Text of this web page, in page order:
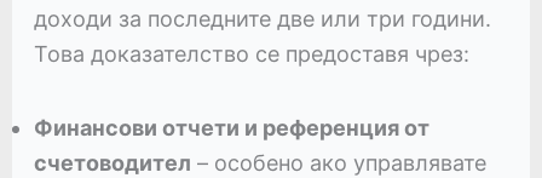
доходи за последните две или три години.
Това доказателство се предоставя чрез:
Финансови отчети и референция от
счетоводител – особено ако управлявате